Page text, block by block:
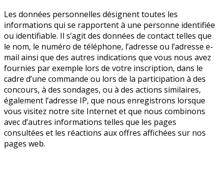
Les données personnelles désignent toutes les
informations qui se rapportent à une personne identifiée
ou identifiable. Il s’agit des données de contact telles que
le nom, le numéro de téléphone, l’adresse ou l’adresse e-
mail ainsi que des autres indications que vous nous avez
fournies par exemple lors de votre inscription, dans le
cadre d’une commande ou lors de la participation à des
concours, à des sondages, ou à des actions similaires,
également l’adresse IP, que nous enregistrons lorsque
vous visitez notre site Internet et que nous combinons
avec d’autres informations telles que les pages
consultées et les réactions aux offres affichées sur nos
pages web.